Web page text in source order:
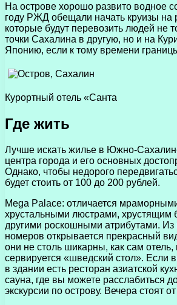
На острове хорошо развито водное
году РЖД обещали начать круизы на
которые будут перевозить людей не
точки Сахалина в другую, но и на
Японию, если к тому времени
Курортный отель «Санта
Где жить
Лучше искать жилье в Южно-
центра города и его основных
Однако, чтобы недорого
будет стоить от 100 до 200 рублей.
Mega Palace: отличается
хрустальными люстрами, хрустящим
другими роскошными атрибутами.
номеров открывается прекрасный
они не столь шикарны, как сам отель,
сервируется «шведский стол». Если
в здании есть ресторан азиатской
сауна, где вы можете расслабиться
экскурсии по острову. Вечера стоят